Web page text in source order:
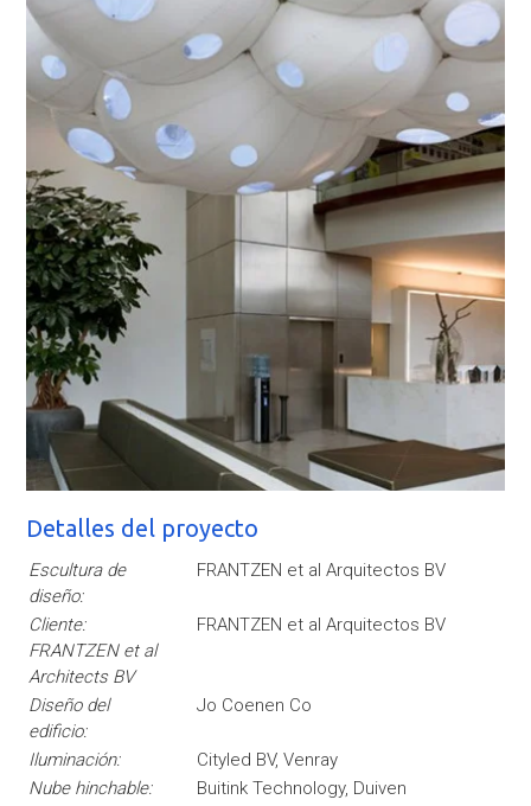
Detalles del proyecto
Escultura de
diseño:
FRANTZEN et al Arquitectos BV
Cliente:
FRANTZEN et al
Architects BV
FRANTZEN et al Arquitectos BV
Diseño del
edificio:
Jo Coenen Co
Iluminación:
Cityled BV, Venray
Nube hinchable:
Buitink Technology, Duiven